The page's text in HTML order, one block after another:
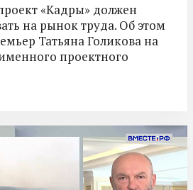
«Кадры» должен
на рынок труда. Об этом
Татьяна Голикова на
проектного